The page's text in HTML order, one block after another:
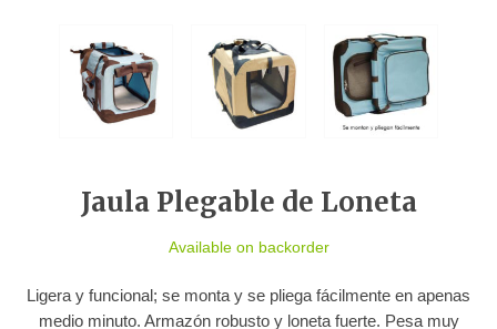
Jaula Plegable de Loneta
Available on backorder
Ligera y funcional; se monta y se pliega fácilmente en apenas
medio minuto. Armazón robusto y loneta fuerte. Pesa muy